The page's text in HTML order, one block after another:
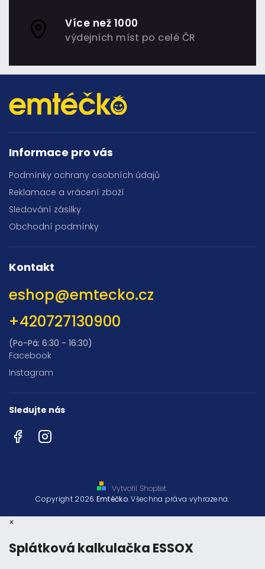
Více než 1000
výdejních míst po celé ČR
Informace pro vás
Podmínky ochrany osobních údajů
Reklamace a vrácení zboží
Sledování zásilky
Obchodní podmínky
Kontakt
eshop@emtecko.cz
+420727130900
(Po-Pá: 6:30 - 16:30)
Facebook
Instagram
Sledujte nás
FacebookInstagram
Vytvořil Shoptet
Copyright 2026 Emtéčko. Všechna práva vyhrazena.
×
Splátková kalkulačka ESSOX